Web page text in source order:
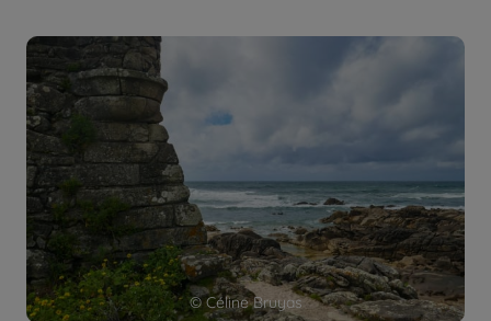
© Céline Bruyas